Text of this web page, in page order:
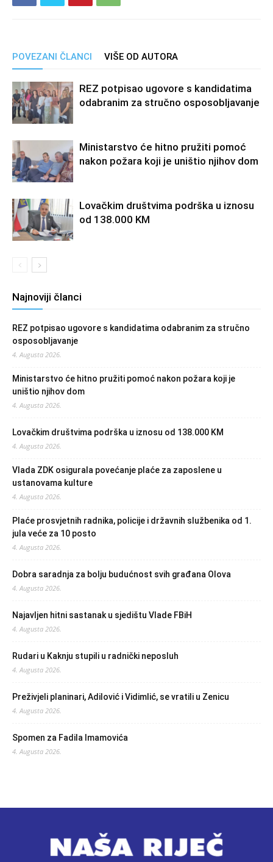
POVEZANI ČLANCI VIŠE OD AUTORA
REZ potpisao ugovore s kandidatima
odabranim za stručno osposobljavanje
Ministarstvo će hitno pružiti pomoć
nakon požara koji je uništio njihov dom
Lovačkim društvima podrška u iznosu
od 138.000 KM
Najnoviji članci
REZ potpisao ugovore s kandidatima odabranim za stručno
osposobljavanje
4. Augusta 2026.
Ministarstvo će hitno pružiti pomoć nakon požara koji je
uništio njihov dom
4. Augusta 2026.
Lovačkim društvima podrška u iznosu od 138.000 KM
4. Augusta 2026.
Vlada ZDK osigurala povećanje plaće za zaposlene u
ustanovama kulture
4. Augusta 2026.
Plaće prosvjetnih radnika, policije i državnih službenika od 1.
jula veće za 10 posto
4. Augusta 2026.
Dobra saradnja za bolju budućnost svih građana Olova
4. Augusta 2026.
Najavljen hitni sastanak u sjedištu Vlade FBiH
4. Augusta 2026.
Rudari u Kaknju stupili u radnički neposluh
4. Augusta 2026.
Preživjeli planinari, Adilović i Vidimlić, se vratili u Zenicu
4. Augusta 2026.
Spomen za Fadila Imamovića
4. Augusta 2026.